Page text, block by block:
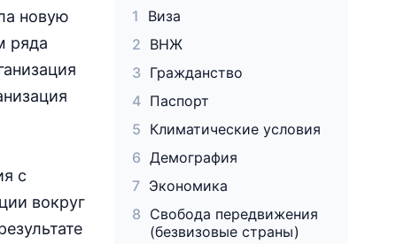
новую
ряда
с
вокруг
Виза
ВНЖ
Гражданство
Паспорт
Климатические условия
Демография
Экономика
Свобода передвижения
(безвизовые страны)